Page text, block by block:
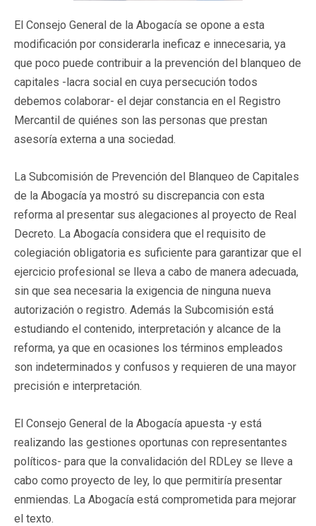
El Consejo General de la Abogacía se opone a esta
modificación por considerarla ineficaz e innecesaria, ya
que poco puede contribuir a la prevención del blanqueo de
capitales -lacra social en cuya persecución todos
debemos colaborar- el dejar constancia en el Registro
Mercantil de quiénes son las personas que prestan
asesoría externa a una sociedad.
La Subcomisión de Prevención del Blanqueo de Capitales
de la Abogacía ya mostró su discrepancia con esta
reforma al presentar sus alegaciones al proyecto de Real
Decreto. La Abogacía considera que el requisito de
colegiación obligatoria es suficiente para garantizar que el
ejercicio profesional se lleva a cabo de manera adecuada,
sin que sea necesaria la exigencia de ninguna nueva
autorización o registro. Además la Subcomisión está
estudiando el contenido, interpretación y alcance de la
reforma, ya que en ocasiones los términos empleados
son indeterminados y confusos y requieren de una mayor
precisión e interpretación.
El Consejo General de la Abogacía apuesta -y está
realizando las gestiones oportunas con representantes
políticos- para que la convalidación del RDLey se lleve a
cabo como proyecto de ley, lo que permitiría presentar
enmiendas. La Abogacía está comprometida para mejorar
el texto.